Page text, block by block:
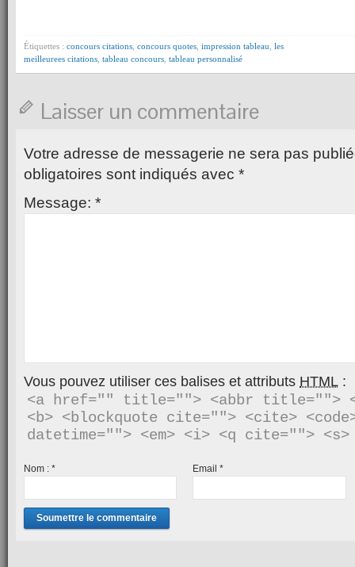
Étiquettes : concours citations concours quotes impression tableau les
meilleurees citations tableau concours tableau personnalisé
Laisser un commentaire
Votre adresse de messagerie ne sera pas
obligatoires sont indiqués avec *
Message: *
Vous pouvez utiliser ces balises et attributs HTML :
<a href="" title=""> <abbr title="">
<b> <blockquote cite=""> <cite>
Nom : * Email*